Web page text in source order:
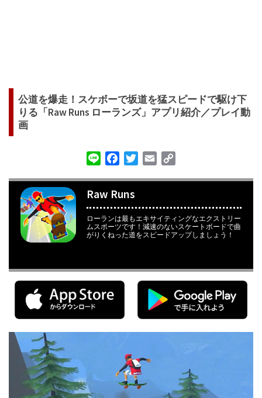
公道を爆走！スケボーで坂道を猛スピードで駆け下
りる「Raw Runs ローランズ」アプリ紹介／プレイ動
画
Line FacebookTwitterEmail
Raw Runs
ローランは最もエキサイティングなエクストリー
ムスポーツです！減速のないスケートボードで曲
がりくねった道をスピードアップしましょう！